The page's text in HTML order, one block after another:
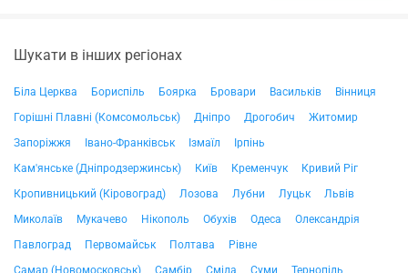
Шукати в інших регіонах
Біла Церква Бориспіль Боярка Бровари Васильків
Вінниця
Горішні Плавні (Комсомольськ)
Дніпро Дрогобич
Житомир
Запоріжжя
Івано-Франківськ Ізмаїл
Ірпінь
Кам'янське (Дніпродзержинськ)
Київ Кременчук
Кривий Ріг
Кропивницький (Кіровоград)
Лозова Лубни Луцьк
Львів
Миколаїв
Мукачево Нікополь Обухів Одеса
Олександрія
Павлоград
Первомайськ Полтава
Рівне
Самар (Новомосковськ)
Самбір Сміла Суми
Тернопіль